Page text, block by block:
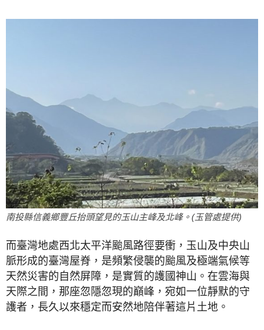
南投縣信義鄉豐丘抬頭望見的玉山主峰及北峰。(玉管處提供)
而臺灣地處西北太平洋颱風路徑要衝，玉山及中央山
脈形成的臺灣屋脊，是頻繁侵襲的颱風及極端氣候等
天然災害的自然屏障，是實質的護國神山。在雲海與
天際之間，那座忽隱忽現的巔峰，宛如一位靜默的守
護者，長久以來穩定而安然地陪伴著這片土地。